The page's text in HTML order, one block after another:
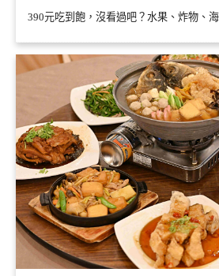
390元吃到飽，沒看過吧？水果、炸物、